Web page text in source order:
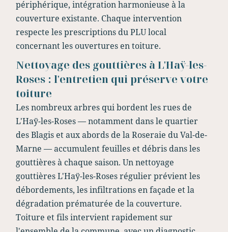
périphérique, intégration harmonieuse à la
couverture existante. Chaque intervention
respecte les prescriptions du PLU local
concernant les ouvertures en toiture.
Nettoyage des gouttières à L'Haÿ-les-
Roses : l'entretien qui préserve votre
toiture
Les nombreux arbres qui bordent les rues de
L'Haÿ-les-Roses — notamment dans le quartier
des Blagis et aux abords de la Roseraie du Val-de-
Marne — accumulent feuilles et débris dans les
gouttières à chaque saison. Un nettoyage
gouttières L'Haÿ-les-Roses régulier prévient les
débordements, les infiltrations en façade et la
dégradation prématurée de la couverture.
Toiture et fils intervient rapidement sur